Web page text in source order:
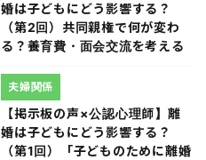
婚は子どもにどう影響する？
（第2回）共同親権で何が変わ
る？養育費・面会交流を考える
【掲示板の声×公認心理師】離
婚は子どもにどう影響する？
（第1回）「子どものために離婚
夫婦関係